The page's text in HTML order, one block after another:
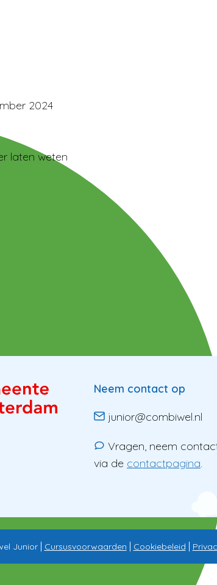
2024
laten weten
Neem contact op
junior@combiwel.nl
Vragen, neem
via de contactpagina
Junior Cursusvoorwaarden Cookiebeleid